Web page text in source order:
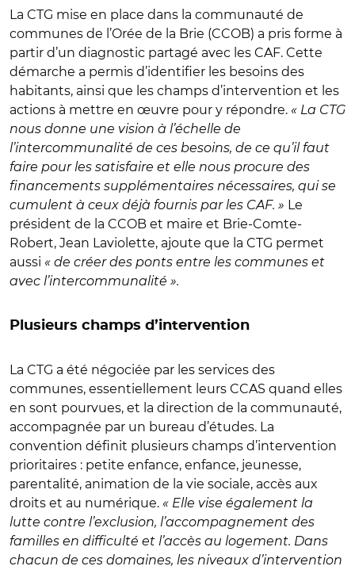
La CTG mise en place dans la communauté de
communes de l’Orée de la Brie (CCOB) a pris forme à
partir d’un diagnostic partagé avec les CAF. Cette
démarche a permis d’identifier les besoins des
habitants, ainsi que les champs d’intervention et les
actions à mettre en œuvre pour y répondre. « La CTG
nous donne une vision à l’échelle de
l’intercommunalité de ces besoins, de ce qu’il faut
faire pour les satisfaire et elle nous procure des
financements supplémentaires nécessaires, qui se
cumulent à ceux déjà fournis par les CAF. » Le
président de la CCOB et maire et Brie-Comte-
Robert, Jean Laviolette, ajoute que la CTG permet
aussi « de créer des ponts entre les communes et
avec l’intercommunalité ».
Plusieurs champs d’intervention
La CTG a été négociée par les services des
communes, essentiellement leurs CCAS quand elles
en sont pourvues, et la direction de la communauté,
accompagnée par un bureau d’études. La
convention définit plusieurs champs d’intervention
prioritaires : petite enfance, enfance, jeunesse,
parentalité, animation de la vie sociale, accès aux
droits et au numérique. « Elle vise également la
lutte contre l’exclusion, l’accompagnement des
familles en difficulté et l’accès au logement. Dans
chacun de ces domaines, les niveaux d’intervention